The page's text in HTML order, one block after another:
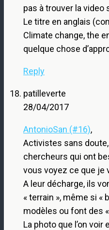
pas à trouver la video
Le titre en anglais
Climate change, the
quelque chose
Reply
patilleverte
28/04/2017
AntonioSan (#16),
Activistes sans
chercheurs qui ont
vous voyez ce que je
A leur décharge, ils
« terrain », même si «
modèles ou font des
La photo que l’on